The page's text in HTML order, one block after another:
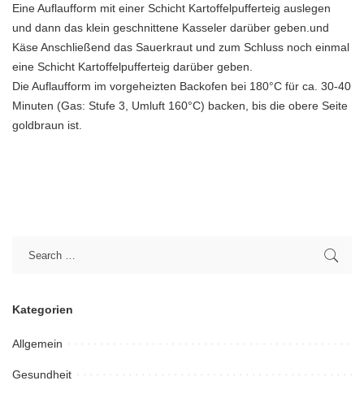
Eine Auflaufform mit einer Schicht Kartoffelpufferteig auslegen
und dann das klein geschnittene Kasseler darüber geben.und
Käse Anschließend das Sauerkraut und zum Schluss noch einmal
eine Schicht Kartoffelpufferteig darüber geben.
Die Auflaufform im vorgeheizten Backofen bei 180°C für ca. 30-40
Minuten (Gas: Stufe 3, Umluft 160°C) backen, bis die obere Seite
goldbraun ist.
Kategorien
Allgemein
Gesundheit